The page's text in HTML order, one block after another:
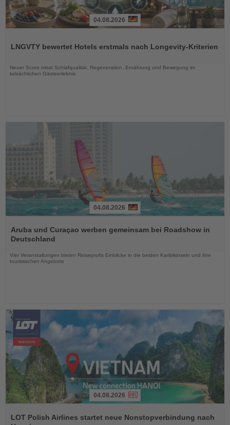
die
04.08.2026
LNGVTY bewertet Hotels erstmals nach Longevity-Kriterien
Neuer Score misst Schlafqualität, Regeneration, Ernährung und Bewegung im
tatsächlichen Gästeerlebnis
Sie
die
04.08.2026
Aruba und Curaçao werben gemeinsam bei Roadshow in
Deutschland
Vier Veranstaltungen bieten Reiseprofis Einblicke in die beiden Karibikinseln und ihre
touristischen Angebote
Sie
04.08.2026
LOT Polish Airlines startet neue Nonstopverbindung nach